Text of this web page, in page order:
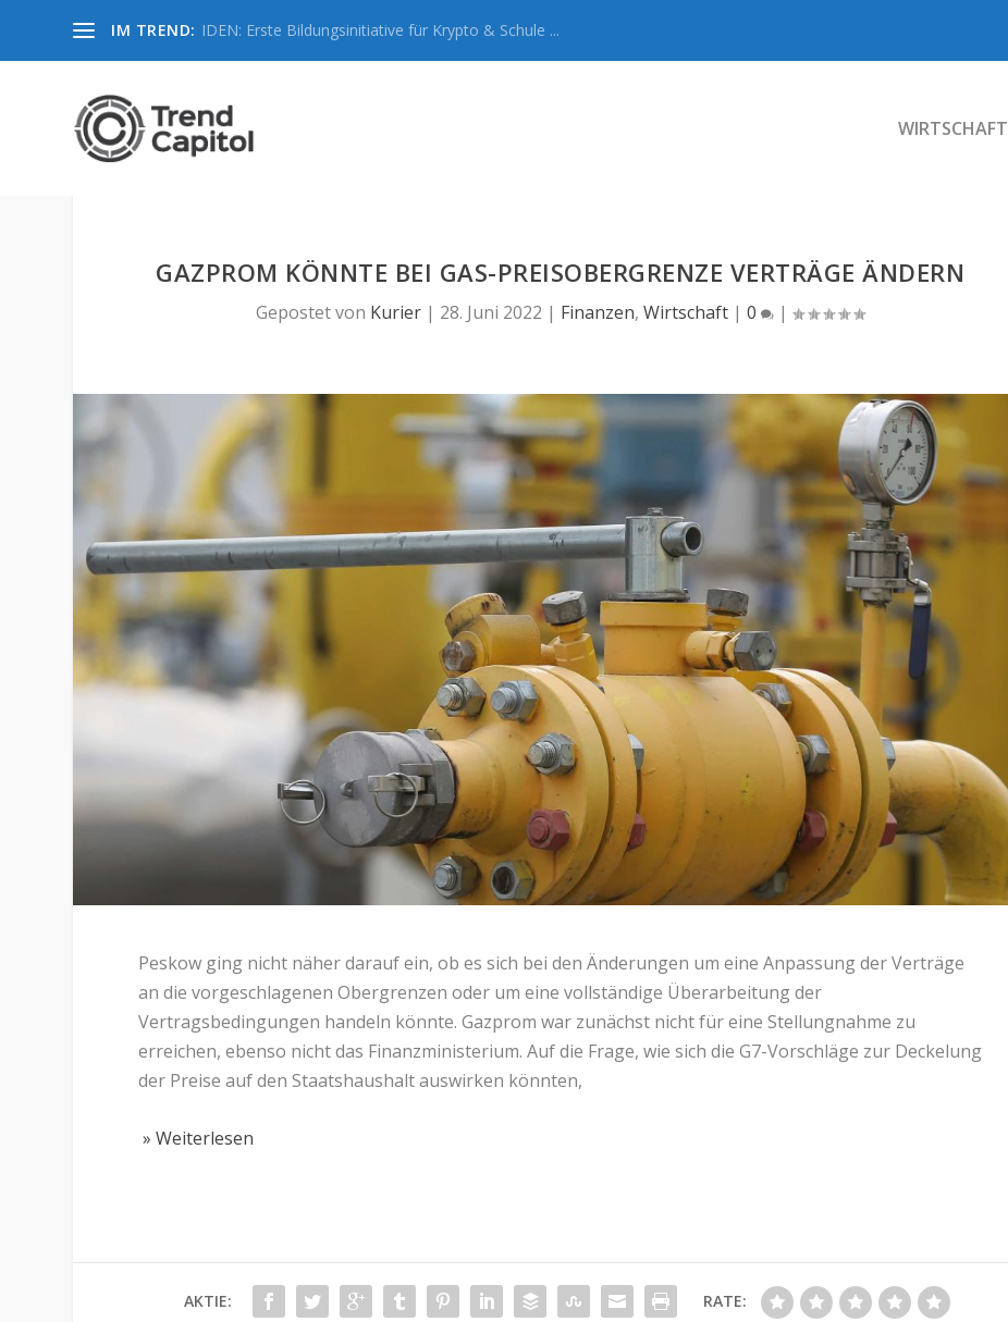
IM TREND: IDEN: Erste Bildungsinitiative für Krypto & Schule ...
WIRTSCHAFT
GAZPROM KÖNNTE BEI GAS-PREISOBERGRENZE VERTRÄGE ÄNDERN
Gepostet von Kurier | 28. Juni 2022 | Finanzen,Wirtschaft |0 |
Peskow ging nicht näher darauf ein, ob es sich bei den Änderungen um eine Anpassung der Verträge
an die vorgeschlagenen Obergrenzen oder um eine vollständige Überarbeitung der
Vertragsbedingungen handeln könnte. Gazprom war zunächst nicht für eine Stellungnahme zu
erreichen, ebenso nicht das Finanzministerium. Auf die Frage, wie sich die G7-Vorschläge zur Deckelung
der Preise auf den Staatshaushalt auswirken könnten,
» Weiterlesen
AKTIE: RATE: